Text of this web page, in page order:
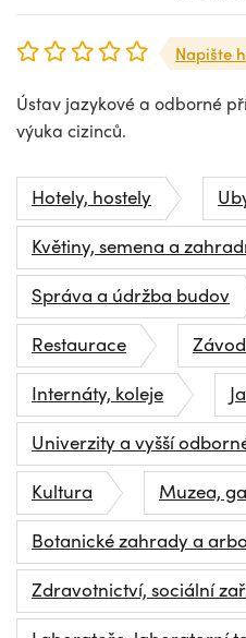
Napište
Ústav jazykové a odborné
výuka cizinců.
Hotely, hostely
Květiny, semena a
Správa a údržba budov
Restaurace
Internáty, koleje
Univerzity a vyšší
Kultura
Muzea,
Botanické zahrady a
Zdravotnictví, sociální